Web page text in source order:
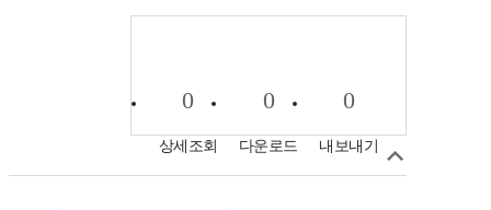
0
상세조회
0
다운로드
0
내보내기